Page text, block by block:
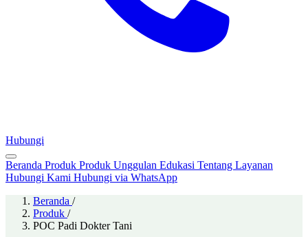
Hubungi
Beranda Produk Produk Unggulan Edukasi Tentang Layanan
Hubungi Kami Hubungi via WhatsApp
Beranda /
Produk /
POC Padi Dokter Tani